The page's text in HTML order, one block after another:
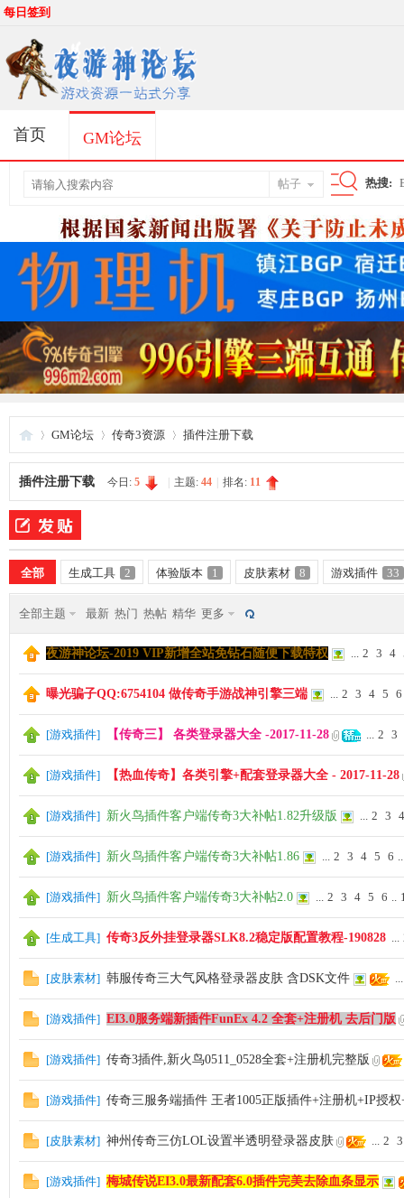
每日签到
首页 GM论坛
帖子
索
热搜:
夜
游
论
»
GM论坛 传奇3资源 插件注册下载
插件注册下载 今日: 5 主题: 44 排名: 11
全部 生成工具 2 体验版本 1 皮肤素材 8 游戏插件 33
全部主题 最新 热门 热帖 精华 更多
夜游神论坛-2019 VIP新增全站免钻石随便下载特权 ... 2 3 4
曝光骗子QQ:6754104 做传奇手游战神引擎三端 ... 2 3 4 5 6
[游戏插件] 【传奇三】 各类登录器大全 -2017-11-28 ... 2 3
[游戏插件] 【热血传奇】各类引擎+配套登录器大全 - 2017-11-28
[游戏插件] 新火鸟插件客户端传奇3大补帖1.82升级版 ... 2 3 4
[游戏插件] 新火鸟插件客户端传奇3大补帖1.86 ... 2 3 4 5 6 ..
[游戏插件] 新火鸟插件客户端传奇3大补帖2.0 ... 2 3 4 5 6 ..
[生成工具] 传奇3反外挂登录器SLK8.2稳定版配置教程-190828 ...
[皮肤素材] 韩服传奇三大气风格登录器皮肤 含DSK文件 ...
[游戏插件] EI3.0服务端新插件FunEx 4.2 全套+注册机 去后门版
[游戏插件] 传奇3插件,新火鸟0511_0528全套+注册机完整版
[游戏插件] 传奇三服务端插件 王者1005正版插件+注册机+IP授
[皮肤素材] 神州传奇三仿LOL设置半透明登录器皮肤 ... 2 3
[游戏插件] 梅城传说EI3.0最新配套6.0插件完美去除血条显示